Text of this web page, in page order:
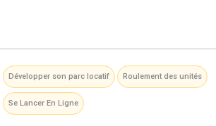
Développer son parc locatif Roulement des unités
Se Lancer En Ligne